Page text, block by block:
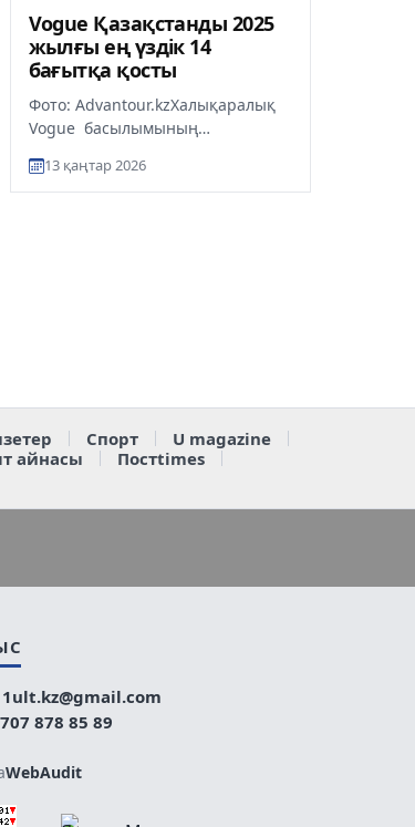
Vogue Қазақстанды 2025
жылғы ең үздік 14
бағытқа қосты
Фото: Advantour.kzХалықаралық
Vogue басылымының
жылғы әлемдегі ТОП 14 орын
қатарына...
13 қаңтар 2026
Спорт
U magazine
айнасы
Постtimes
1ult.kz@gmail.com
878 85 89
WebAudit